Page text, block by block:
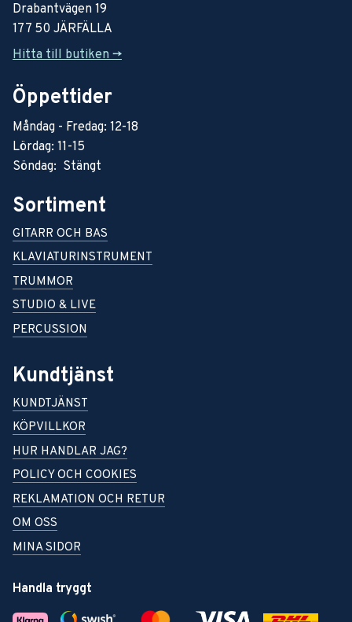
Drabantvägen 19
177 50 JÄRFÄLLA
Hitta till butiken ->
Öppettider
Måndag - Fredag: 12-18
Lördag: 11-15
Söndag: Stängt
Sortiment
GITARR OCH BAS
KLAVIATURINSTRUMENT
TRUMMOR
STUDIO & LIVE
PERCUSSION
Kundtjänst
KUNDTJÄNST
KÖPVILLKOR
HUR HANDLAR JAG?
POLICY OCH COOKIES
REKLAMATION OCH RETUR
OM OSS
MINA SIDOR
Handla tryggt